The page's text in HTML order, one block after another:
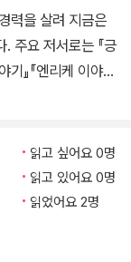
력을 살려 지금은
주요 저서로는 『긍
』『엔리케 이야
읽고 싶어요 0명
읽고 있어요 0명
읽었어요 2명